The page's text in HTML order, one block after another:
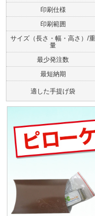
印刷仕様
印刷範囲
サイズ（長さ・幅・高さ）/重
量
最少発注数
最短納期
適した手提げ袋